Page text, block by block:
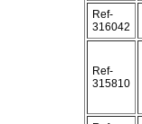
Ref-
316042
Ref-
315810